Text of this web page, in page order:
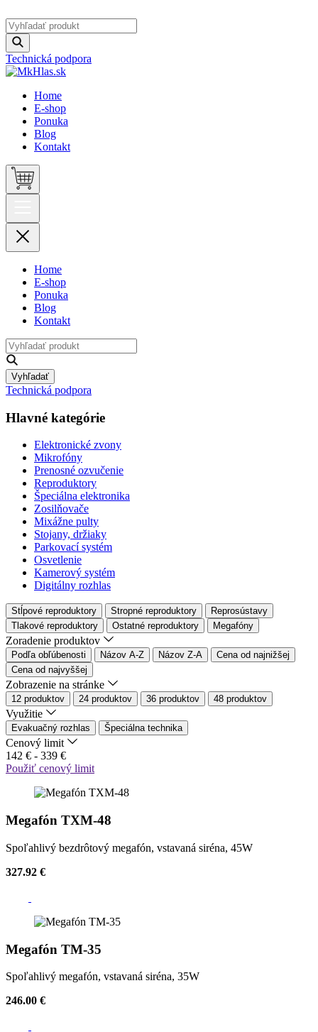
Technická podpora
Home
E-shop
Ponuka
Blog
Kontakt
Home
E-shop
Ponuka
Blog
Kontakt
Vyhľadať
Technická podpora
Hlavné kategórie
Elektronické zvony
Mikrofóny
Prenosné ozvučenie
Reproduktory
Špeciálna elektronika
Zosilňovače
Mixážne pulty
Stojany, držiaky
Parkovací systém
Osvetlenie
Kamerový systém
Digitálny rozhlas
Stĺpové reproduktory Stropné reproduktory
Reprosústavy
Tlakové reproduktory
Ostatné reproduktory Megafóny
Zoradenie produktov
Podľa obľúbenosti Názov A-Z Názov Z-A
Cena od najnižšej
Cena od najvyššej
Zobrazenie na stránke
12 produktov 24 produktov 36 produktov 48 produktov
Využitie
Evakuačný rozhlas Špeciálna technika
Cenový limit
142 € - 339 €
Použiť cenový limit
Megafón TXM-48
Spoľahlivý bezdrôtový megafón, vstavaná siréna, 45W
327.92 €
Megafón TM-35
Spoľahlivý megafón, vstavaná siréna, 35W
246.00 €